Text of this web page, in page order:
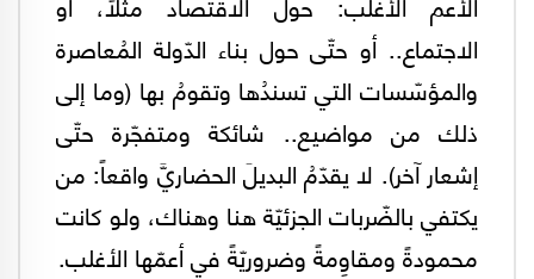
الاجتماع.. أو حتّى حول بناء الدّولة المُعاصرة
والمؤسّسات التي تسندُها وتقومُ بها (وما إلى
ذلك من مواضيع.. شائكة ومتفجّرة حتّى
إشعار آخر). لا يقدّمُ البديلَ الحضاريَّ واقعاً: من
يكتفي بالضّربات الجزئيّة هنا وهناك، ولو كانت
محمودةً ومقاوِمةً وضروريّةً في أعمّها الأغلب.